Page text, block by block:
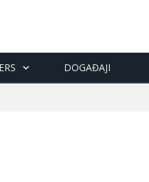
DOGAĐAJI